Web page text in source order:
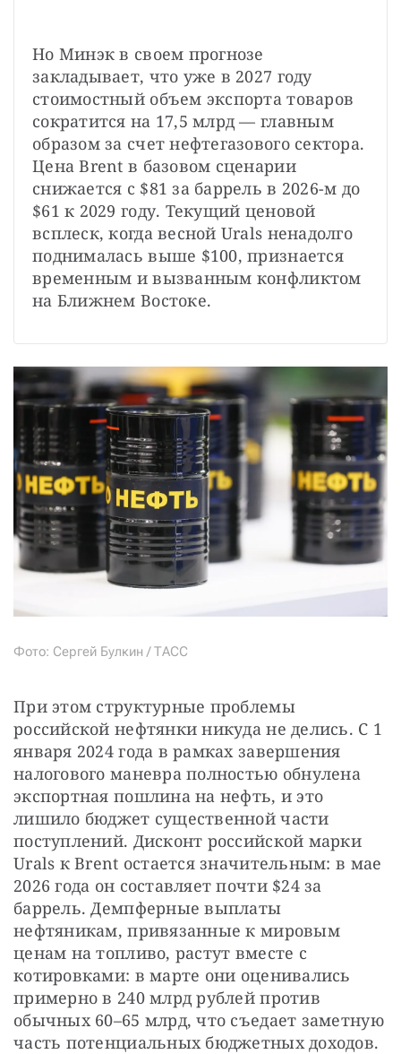
Но Минэк в своем прогнозе
закладывает, что уже в 2027 году
стоимостный объем экспорта товаров
сократится на 17,5 млрд — главным
образом за счет нефтегазового сектора.
Цена Brent в базовом сценарии
снижается с $81 за баррель в 2026-м до
$61 к 2029 году. Текущий ценовой
всплеск, когда весной Urals ненадолго
поднималась выше $100, признается
временным и вызванным конфликтом
на Ближнем Востоке.
Фото: Сергей Булкин / ТАСС
При этом структурные проблемы
российской нефтянки никуда не делись. С 1
января 2024 года в рамках завершения
налогового маневра полностью обнулена
экспортная пошлина на нефть, и это
лишило бюджет существенной части
поступлений. Дисконт российской марки
Urals к Brent остается значительным: в мае
2026 года он составляет почти $24 за
баррель. Демпферные выплаты
нефтяникам, привязанные к мировым
ценам на топливо, растут вместе с
котировками: в марте они оценивались
примерно в 240 млрд рублей против
обычных 60–65 млрд, что съедает заметную
часть потенциальных бюджетных доходов.